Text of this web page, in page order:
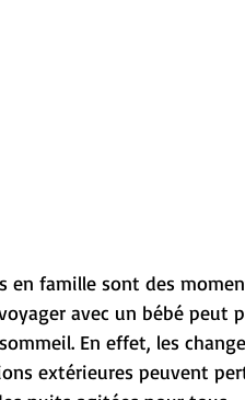
en famille sont des
avec un bébé
En effet, les
extérieures peuvent